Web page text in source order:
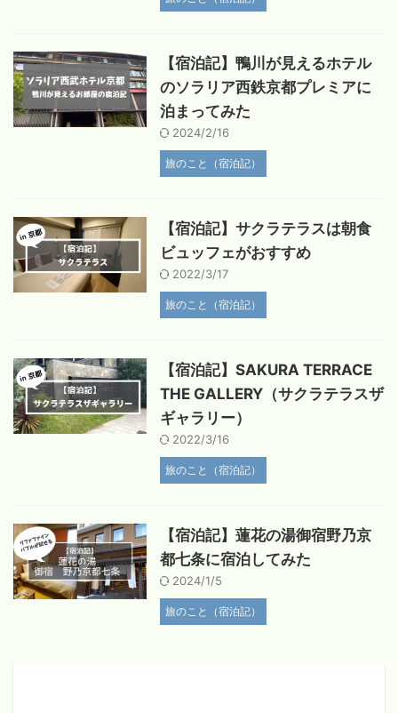
【宿泊記】鴨川が見えるホテル
のソラリア西鉄京都プレミアに
泊まってみた
2024/2/16
旅のこと（宿泊記）
【宿泊記】サクラテラスは朝食
ビュッフェがおすすめ
2022/3/17
旅のこと（宿泊記）
【宿泊記】SAKURA TERRACE
THE GALLERY（サクラテラスザ
ギャラリー）
2022/3/16
旅のこと（宿泊記）
【宿泊記】蓮花の湯御宿野乃京
都七条に宿泊してみた
2024/1/5
旅のこと（宿泊記）